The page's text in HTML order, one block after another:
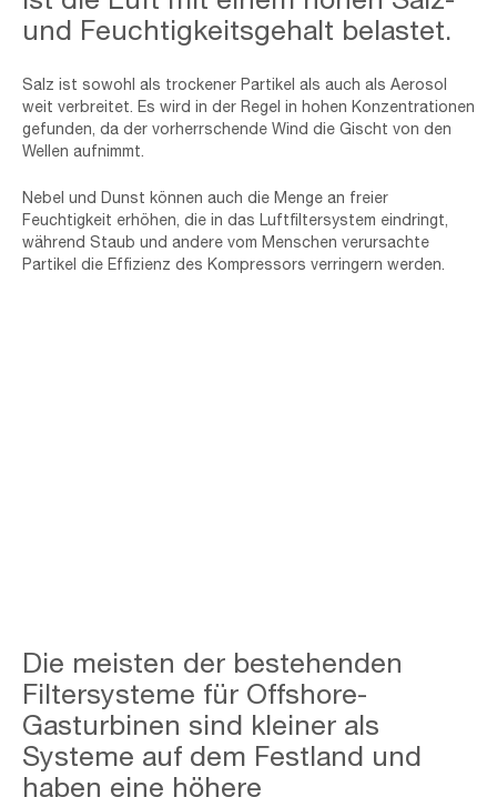
und Feuchtigkeitsgehalt belastet.
Salz ist sowohl als trockener Partikel als auch als Aerosol
weit verbreitet. Es wird in der Regel in hohen Konzentrationen
gefunden, da der vorherrschende Wind die Gischt von den
Wellen aufnimmt.
Nebel und Dunst können auch die Menge an freier
Feuchtigkeit erhöhen, die in das Luftfiltersystem eindringt,
während Staub und andere vom Menschen verursachte
Partikel die Effizienz des Kompressors verringern werden.
-
Banner-
min
Die meisten der bestehenden
Filtersysteme für Offshore-
Gasturbinen sind kleiner als
Systeme auf dem Festland und
haben eine höhere